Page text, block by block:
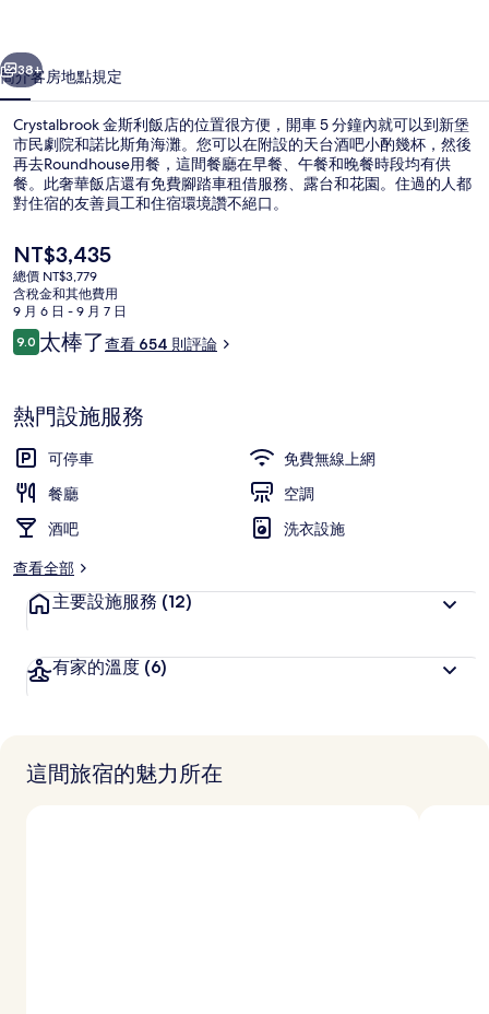
相
片
集
個 下一個
38+
簡介客房地點規定
Crystalbrook 金斯利飯店的位置很方便，開車 5 分鐘內就可以到新堡
市民劇院和諾比斯角海灘。您可以在附設的天台酒吧小酌幾杯，然後
再去Roundhouse用餐，這間餐廳在早餐、午餐和晚餐時段均有供
餐。此奢華飯店還有免費腳踏車租借服務、露台和花園。住過的人都
對住宿的友善員工和住宿環境讚不絕口。
目
前
的
價
格
是
NT$3,435
總價 NT$3,779
含稅金和其他費用
9 月 6 日 - 9 月 7 日
評
論
9.09.0 分，滿分 10 分，
太棒了查看 654 則評論
熱門設施服務
可停車
免費無線上網
餐廳
空調
酒吧
洗衣設施
查看全部
主要設施服務 (12)
有家的溫度 (6)
這間旅宿的魅力所在